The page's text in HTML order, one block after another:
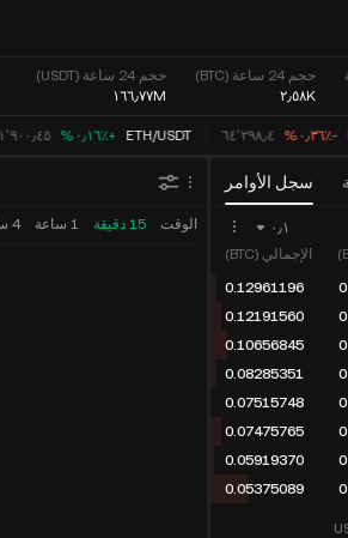
حجم 24 ساعة (BTC)
٢٫٥٨K
حجم 24 ساعة (USDT)
١٦٦٫٧٧M
‮-‭٠٫٣٦٪؜‬%‬ ٦٤٬٢٩٨٫٤ ETH/USDT ‮+‭٠٫١٦٪؜‬%‬ ١٬٩٠٠٫٤٥
سجل الأوامر
الوقت 15 دقيقة 1 ساعة 4 ساعات
٠٫١
الإجمالي (BTC)
0.12961196
0.12191560
0.10656845
0.08285351
0.07515748
0.07475765
0.05919370
0.05375089